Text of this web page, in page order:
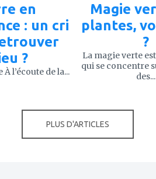
en
: un cri
?
l’écoute de la...
Magie
plantes,
?
La magie verte
qui se concentre
des...
PLUS D'ARTICLES